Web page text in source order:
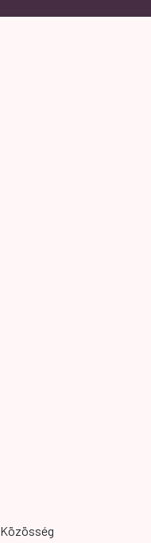
Közösség